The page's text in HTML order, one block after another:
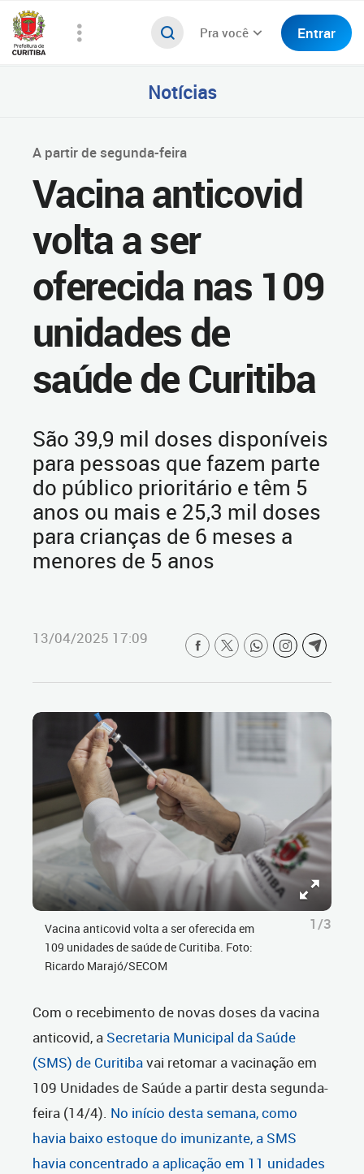
Pra você Entrar
Notícias
A partir de segunda-feira
Vacina anticovid
volta a ser
oferecida nas 109
unidades de
saúde de Curitiba
São 39,9 mil doses disponíveis
para pessoas que fazem parte
do público prioritário e têm 5
anos ou mais e 25,3 mil doses
para crianças de 6 meses a
menores de 5 anos
13/04/2025 17:09
Vacina anticovid volta a ser oferecida em
109 unidades de saúde de Curitiba. Foto:
Ricardo Marajó/SECOM
1/3
Com o recebimento de novas doses da vacina
anticovid, a Secretaria Municipal da Saúde
(SMS) de Curitibavai retomar a vacinação em
109 Unidades de Saúde a partir desta segunda-
feira (14/4). No início desta semana, como
havia baixo estoque do imunizante, a SMS
havia concentrado a aplicação em 11 unidades